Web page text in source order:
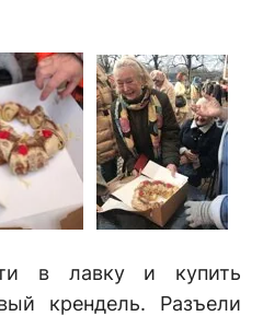
в лавку и купить
крендель. Разъели